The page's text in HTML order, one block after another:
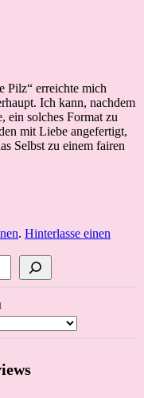
Pilz“ erreichte mich
Ich kann, nachdem
ein solches Format zu
mit Liebe angefertigt,
Selbst zu einem fairen
. Hinterlasse einen